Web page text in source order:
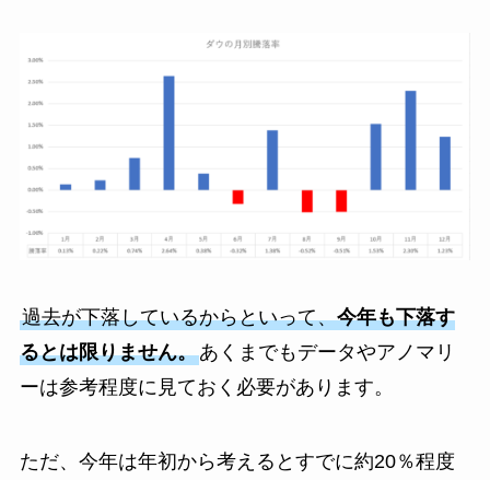
過去が下落しているからといって、今年も下落す
るとは限りません。あくまでもデータやアノマリ
ーは参考程度に見ておく必要があります。
ただ、今年は年初から考えるとすでに約20％程度